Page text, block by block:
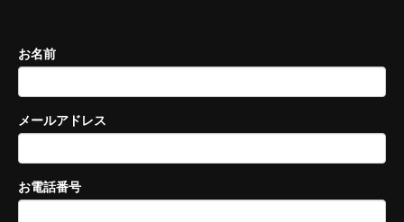
お名前
メールアドレス
お電話番号